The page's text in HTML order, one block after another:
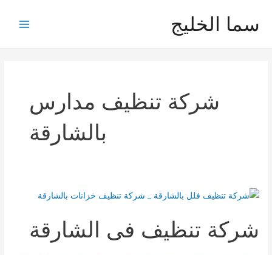
سما الخليج
شركة تنظيف مدارس
بالشارقة
شركة تنظيف فى الشارقة